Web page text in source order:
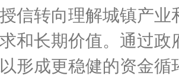
信转向理解城镇产
和长期价值。通过
形成更稳健的资金